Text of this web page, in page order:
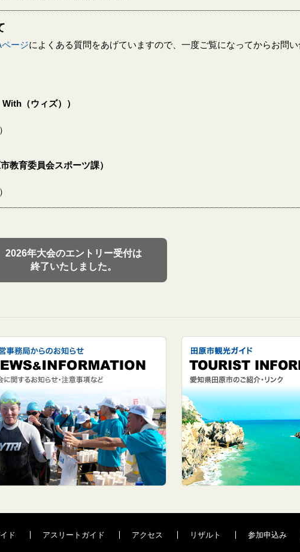
ージによくある質問をあげていますので、一度ご覧になってからお問
（ウィズ））
教育委員会スポーツ課）
2026年大会のエントリー受付は
終了いたしました。
ド アスリートガイド アクセス リザルト 参加申込み